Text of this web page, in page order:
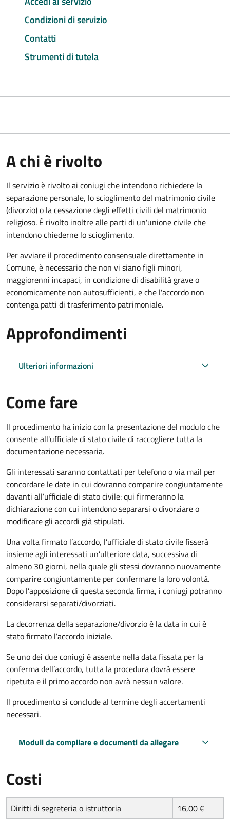
Condizioni di servizio
Contatti
Strumenti di tutela
A chi è rivolto
Il servizio è rivolto ai coniugi che intendono richiedere la
separazione personale, lo scioglimento del matrimonio civile
(divorzio) o la cessazione degli effetti civili del matrimonio
religioso. È rivolto inoltre alle parti di un'unione civile che
intendono chiederne lo scioglimento.
Per avviare il procedimento consensuale direttamente in
Comune, è necessario che non vi siano figli minori,
maggiorenni incapaci, in condizione di disabilità grave o
economicamente non autosufficienti, e che l'accordo non
contenga patti di trasferimento patrimoniale.
Approfondimenti
Ulteriori informazioni
Come fare
Il procedimento ha inizio con la presentazione del modulo che
consente all'ufficiale di stato civile di raccogliere tutta la
documentazione necessaria.
Gli interessati saranno contattati per telefono o via mail per
concordare le date in cui dovranno comparire congiuntamente
davanti all’ufficiale di stato civile: qui firmeranno la
dichiarazione con cui intendono separarsi o divorziare o
modificare gli accordi già stipulati.
Una volta firmato l’accordo, l’ufficiale di stato civile fisserà
insieme agli interessati un’ulteriore data, successiva di
almeno 30 giorni, nella quale gli stessi dovranno nuovamente
comparire congiuntamente per confermare la loro volontà.
Dopo l’apposizione di questa seconda firma, i coniugi potranno
considerarsi separati/divorziati.
La decorrenza della separazione/divorzio è la data in cui è
stato firmato l’accordo iniziale.
Se uno dei due coniugi è assente nella data fissata per la
conferma dell’accordo, tutta la procedura dovrà essere
ripetuta e il primo accordo non avrà nessun valore.
Il procedimento si conclude al termine degli accertamenti
necessari.
Moduli da compilare e documenti da allegare
Costi
Diritti di segreteria o istruttoria 16,00 €